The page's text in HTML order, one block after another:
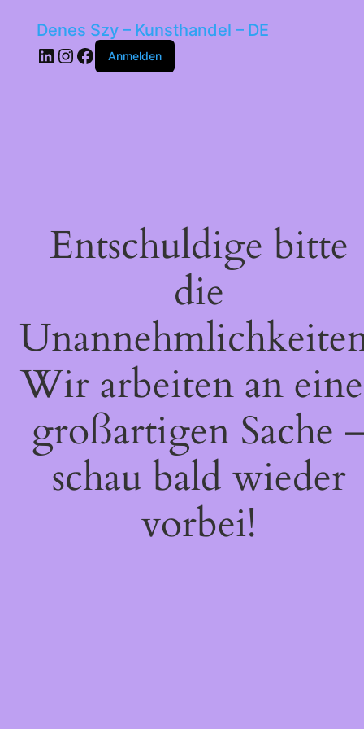
Denes Szy – Kunsthandel – DE
LinkedIn
Instagram
Facebook
Anmelden
Entschuldige bitte
die
Wir arbeiten an
großartigen Sache
schau bald wieder
vorbei!